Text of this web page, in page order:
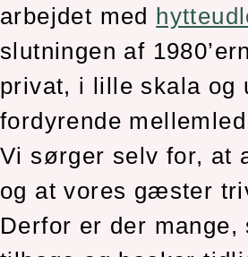
arbejdet med
slutningen af
privat, i lille skala og
fordyrende
Vi sørger selv for, at
og at vores gæster
Derfor er der mange,